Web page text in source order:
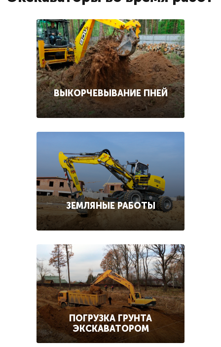
ВЫКОРЧЕВЫВАНИЕ ПНЕЙ
ЗЕМЛЯНЫЕ РАБОТЫ
ПОГРУЗКА ГРУНТА
ЭКСКАВАТОРОМ